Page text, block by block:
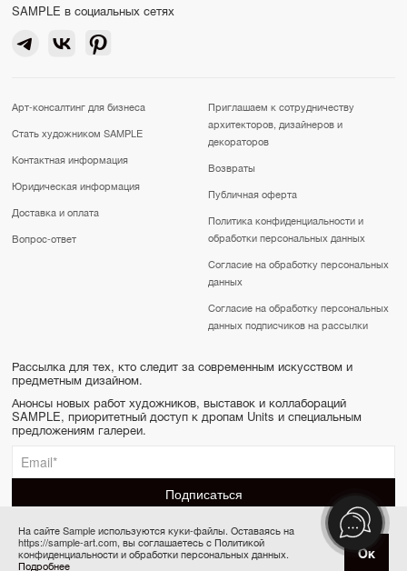
Купить за 12 000 ₽
SAMPLE в социальных сетях
Арт-консалтинг для бизнеса
Стать художником SAMPLE
Контактная информация
Юридическая информация
Доставка и оплата
Вопрос-ответ
Приглашаем к сотрудничеству
архитекторов, дизайнеров и
декораторов
Возвраты
Публичная оферта
Политика конфиденциальности и
обработки персональных данных
Согласие на обработку персональных
данных
Согласие на обработку персональных
данных подписчиков на рассылки
Рассылка для тех, кто следит за современным искусством и
предметным дизайном.
Анонсы новых работ художников, выставок и коллабораций
SAMPLE, приоритетный доступ к дропам Units и специальным
предложениям галереи.
SAMPLE | Online gallery & Auction © 2022-2026
Сделано в Апривер
На сайте Sample используются куки-файлы. Оставаясь на
https://sample-art.com, вы соглашаетесь с Политикой
конфиденциальности и обработки персональных данных.
Подробнее
Ок